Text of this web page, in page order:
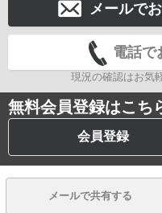
メールで
電話で
現況の確認はお気
無料会員登録はこち
会員登録
メールで共有する